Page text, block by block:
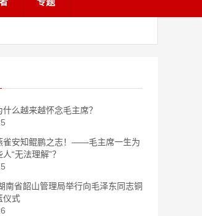
么越来越怀念毛主席？
雀安知鲲鹏之志！——毛主席一生为
“无法理解”？
南省韶山管理局举行向毛泽东同志铜
仪式